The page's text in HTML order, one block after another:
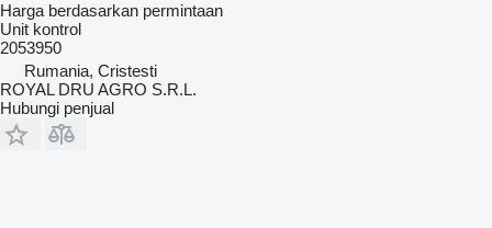
Harga berdasarkan permintaan
Unit kontrol
2053950
Rumania, Cristesti
ROYAL DRU AGRO S.R.L.
Hubungi penjual